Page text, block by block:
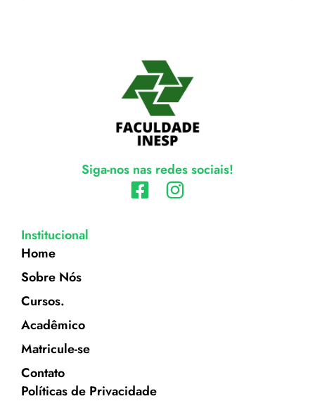
Siga-nos nas redes sociais!
Institucional
Home
Sobre Nós
Cursos.
Acadêmico
Matricule-se
Contato
Políticas de Privacidade